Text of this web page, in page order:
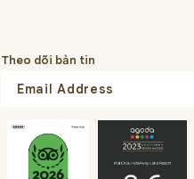
Theo dõi bản tin